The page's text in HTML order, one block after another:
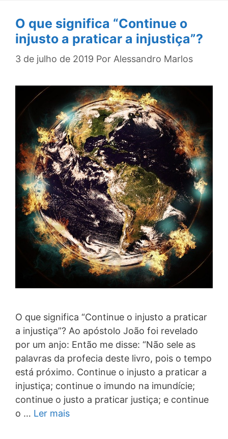
O que significa “Continue o
injusto a praticar a injustiça”?
3 de julho de 2019 Por Alessandro Marlos
O que significa “Continue o injusto a praticar
a injustiça”? Ao apóstolo João foi revelado
por um anjo: Então me disse: “Não sele as
palavras da profecia deste livro, pois o tempo
está próximo. Continue o injusto a praticar a
injustiça; continue o imundo na imundície;
continue o justo a praticar justiça; e continue
o … Ler mais